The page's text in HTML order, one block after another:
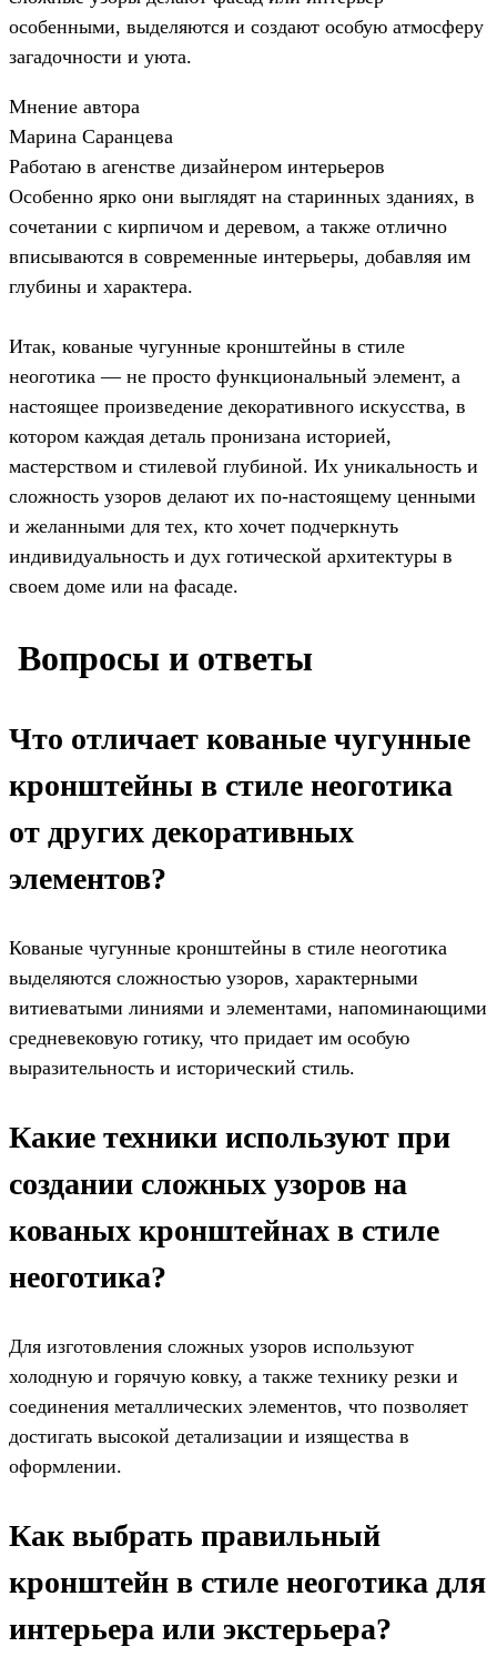
особенными, выделяются и создают особую атмосферу
загадочности и уюта.
Мнение автора
Марина Саранцева
Работаю в агенстве дизайнером интерьеров
Особенно ярко они выглядят на старинных зданиях, в
сочетании с кирпичом и деревом, а также отлично
вписываются в современные интерьеры, добавляя им
глубины и характера.
Итак, кованые чугунные кронштейны в стиле
неоготика — не просто функциональный элемент, а
настоящее произведение декоративного искусства, в
котором каждая деталь пронизана историей,
мастерством и стилевой глубиной. Их уникальность и
сложность узоров делают их по-настоящему ценными
и желанными для тех, кто хочет подчеркнуть
индивидуальность и дух готической архитектуры в
своем доме или на фасаде.
️ Вопросы и ответы
Что отличает кованые чугунные
кронштейны в стиле неоготика
от других декоративных
элементов?
Кованые чугунные кронштейны в стиле неоготика
выделяются сложностью узоров, характерными
витиеватыми линиями и элементами, напоминающими
средневековую готику, что придает им особую
выразительность и исторический стиль.
Какие техники используют при
создании сложных узоров на
кованых кронштейнах в стиле
неоготика?
Для изготовления сложных узоров используют
холодную и горячую ковку, а также технику резки и
соединения металлических элементов, что позволяет
достигать высокой детализации и изящества в
оформлении.
Как выбрать правильный
кронштейн в стиле неоготика для
интерьера или экстерьера?